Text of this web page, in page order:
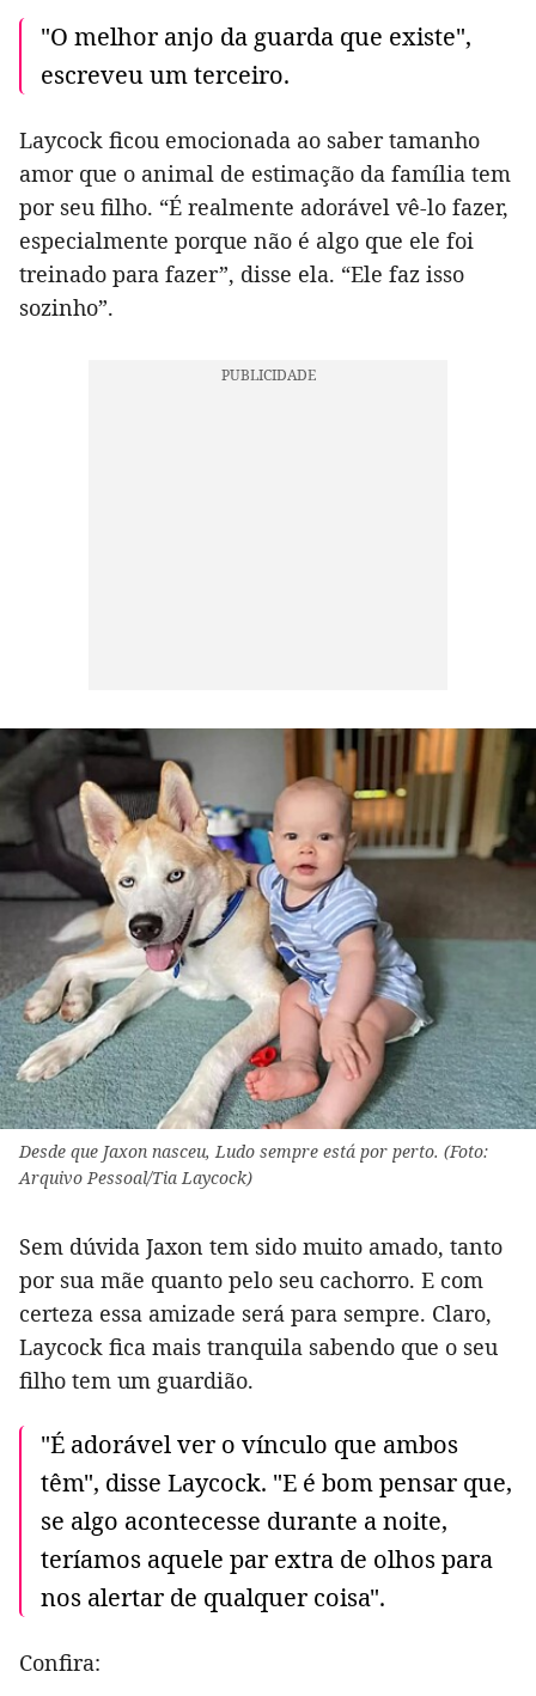
"O melhor anjo da guarda que existe",
escreveu um terceiro.
Laycock ficou emocionada ao saber tamanho
amor que o animal de estimação da família tem
por seu filho. “É realmente adorável vê-lo fazer,
especialmente porque não é algo que ele foi
treinado para fazer”, disse ela. “Ele faz isso
sozinho”.
Desde que Jaxon nasceu, Ludo sempre está por perto. (Foto:
Arquivo Pessoal/Tia Laycock)
Sem dúvida Jaxon tem sido muito amado, tanto
por sua mãe quanto pelo seu cachorro. E com
certeza essa amizade será para sempre. Claro,
Laycock fica mais tranquila sabendo que o seu
filho tem um guardião.
"É adorável ver o vínculo que ambos
têm", disse Laycock. "E é bom pensar que,
se algo acontecesse durante a noite,
teríamos aquele par extra de olhos para
nos alertar de qualquer coisa".
Confira: